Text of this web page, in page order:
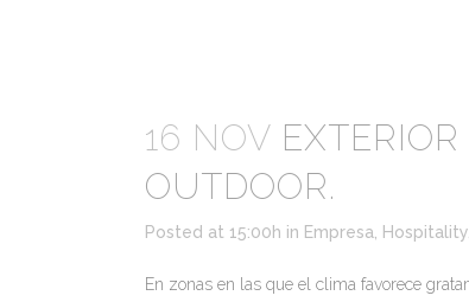
16 NOV
OUTDOOR.
Posted at 15:00h in Empresa Hospitality
En zonas en las que el clima favorece